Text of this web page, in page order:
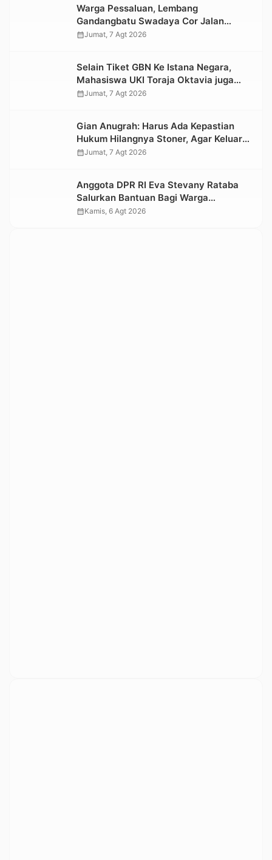
Warga Pessaluan, Lembang
Gandangbatu Swadaya Cor Jalan
Kabupaten
calendar_monthJumat, 7 Agt 2026
Selain Tiket GBN Ke Istana Negara,
Mahasiswa UKI Toraja Oktavia juga
Lolos ke Pekan Seni Mahasiswa
calendar_monthJumat, 7 Agt 2026
Gian Anugrah: Harus Ada Kepastian
Hukum Hilangnya Stoner, Agar Keluarga
tidak Larut dalam Trauma dan
calendar_monthJumat, 7 Agt 2026
Anggota DPR RI Eva Stevany Rataba
Salurkan Bantuan Bagi Warga
Terdampak Longsor di Buntu Pepasan
calendar_monthKamis, 6 Agt 2026